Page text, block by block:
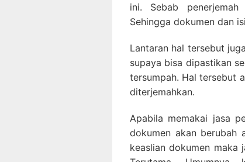
ini. Sebab
Sehingga dokumen dan
Lantaran hal tersebut
supaya bisa dipastikan
tersumpah. Hal tersebut
diterjemahkan.
Apabila memakai jasa
dokumen akan berubah
keaslian dokumen maka